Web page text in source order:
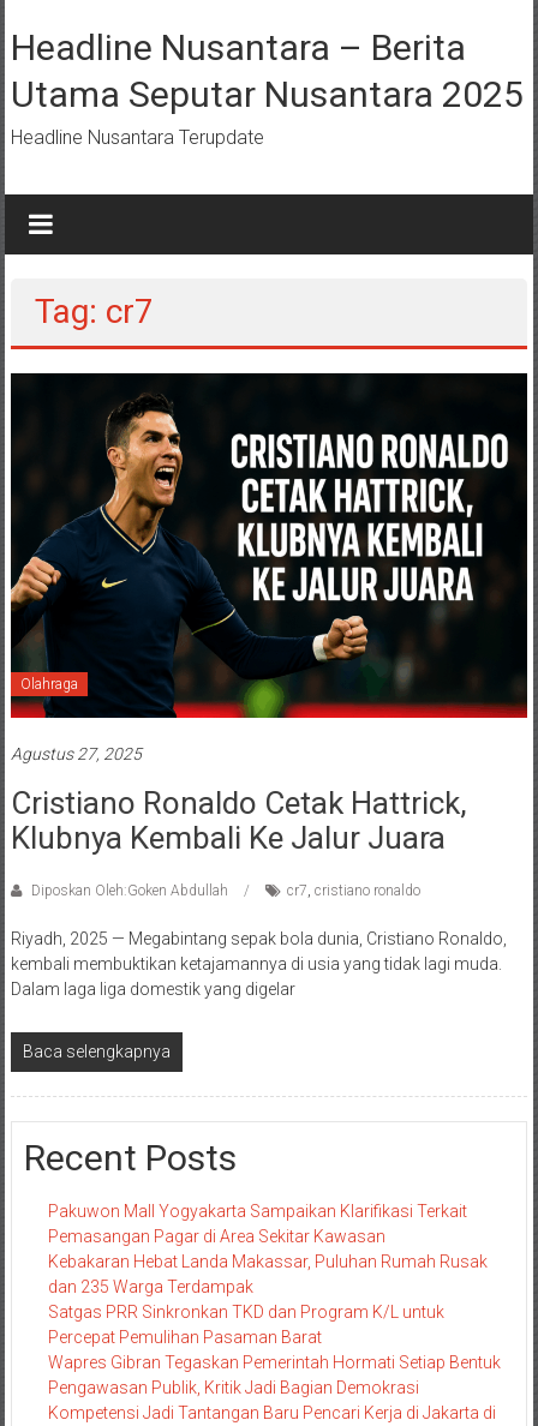
ke
konten
Headline Nusantara – Berita
Utama Seputar Nusantara 2025
Headline Nusantara Terupdate
Tag: cr7
Olahraga
Agustus 27, 2025
Cristiano Ronaldo Cetak Hattrick,
Klubnya Kembali Ke Jalur Juara
Diposkan Oleh:Goken Abdullah cr7, cristiano ronaldo
Riyadh, 2025 — Megabintang sepak bola dunia, Cristiano Ronaldo,
kembali membuktikan ketajamannya di usia yang tidak lagi muda.
Dalam laga liga domestik yang digelar
Baca selengkapnya
Recent Posts
Pakuwon Mall Yogyakarta Sampaikan Klarifikasi Terkait
Pemasangan Pagar di Area Sekitar Kawasan
Kebakaran Hebat Landa Makassar, Puluhan Rumah Rusak
dan 235 Warga Terdampak
Satgas PRR Sinkronkan TKD dan Program K/L untuk
Percepat Pemulihan Pasaman Barat
Wapres Gibran Tegaskan Pemerintah Hormati Setiap Bentuk
Pengawasan Publik, Kritik Jadi Bagian Demokrasi
Kompetensi Jadi Tantangan Baru Pencari Kerja di Jakarta di